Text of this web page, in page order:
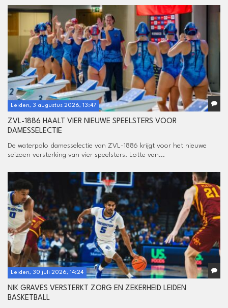
Leiden, 3 augustus 2026, 13:47
ZVL-1886 HAALT VIER NIEUWE SPEELSTERS VOOR
DAMESSELECTIE
De waterpolo damesselectie van ZVL-1886 krijgt voor het nieuwe
seizoen versterking van vier speelsters. Lotte van...
Leiden, 30 juli 2026, 14:24
NIK GRAVES VERSTERKT ZORG EN ZEKERHEID LEIDEN
BASKETBALL